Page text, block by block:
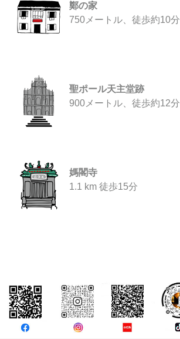
鄭の家
750メートル、徒歩約10分
聖ポール天主堂跡
900メートル、徒歩約12分
媽閣寺
1.1 km 徒歩15分
コメント